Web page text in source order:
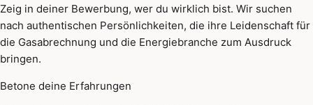
Zeig in deiner Bewerbung, wer du wirklich bist. Wir suchen
nach authentischen Persönlichkeiten, die ihre Leidenschaft für
die Gasabrechnung und die Energiebranche zum Ausdruck
bringen.
Betone deine Erfahrungen